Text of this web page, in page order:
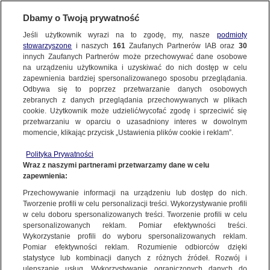
ŚWIAT
Egzekucja "Kuby Rozpruwacza" z Baiyin.
14 lat gwałcił i mordował kobiety
3.01.2019, 17:00
Dbamy o Twoją prywatność
Jeśli użytkownik wyrazi na to zgodę, my, nasze podmioty
stowarzyszone i naszych 161Zaufanych Partnerów IAB oraz 30
innych Zaufanych Partnerów może przechowywać dane osobowe
na urządzeniu użytkownika i uzyskiwać do nich dostęp w celu
zapewnienia bardziej spersonalizowanego sposobu przeglądania.
Odbywa się to poprzez przetwarzanie danych osobowych
zebranych z danych przeglądania przechowywanych w plikach
cookie. Użytkownik może udzielić/wycofać zgodę i sprzeciwić się
przetwarzaniu w oparciu o uzasadniony interes w dowolnym
momencie, klikając przycisk „Ustawienia plików cookie i reklam”.
Polityka Prywatności
Wraz z naszymi partnerami przetwarzamy dane w celu
zapewnienia:
Przechowywanie informacji na urządzeniu lub dostęp do nich.
Tworzenie profili w celu personalizacji treści. Wykorzystywanie profili
w celu doboru spersonalizowanych treści. Tworzenie profili w celu
spersonalizowanych reklam. Pomiar efektywności treści.
Wykorzystanie profili do wyboru spersonalizowanych reklam.
Pomiar efektywności reklam. Rozumienie odbiorców dzięki
statystyce lub kombinacji danych z różnych źródeł. Rozwój i